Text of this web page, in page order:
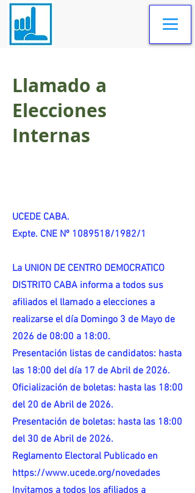
Llamado a
Elecciones
Internas
UCEDE CABA.
Expte. CNE Nº 1089518/1982/1
La UNION DE CENTRO DEMOCRATICO
DISTRITO CABA informa a todos sus
afiliados el llamado a elecciones a
realizarse el día Domingo 3 de Mayo de
2026 de 08:00 a 18:00.
Presentación listas de candidatos: hasta
las 18:00 del día 17 de Abril de 2026.
Oficialización de boletas: hasta las 18:00
del 20 de Abril de 2026.
Presentación de boletas: hasta las 18:00
del 30 de Abril de 2026.
Reglamento Electoral Publicado en
https://www.ucede.org/novedades
Invitamos a todos los afiliados a